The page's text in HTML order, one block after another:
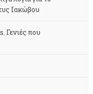
Ιακώβου
που